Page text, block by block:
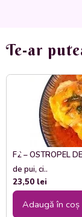
gr.
Te-ar
F2 – OSTROPEL
de pui, ci..
23,50 lei
Adaugă în coș